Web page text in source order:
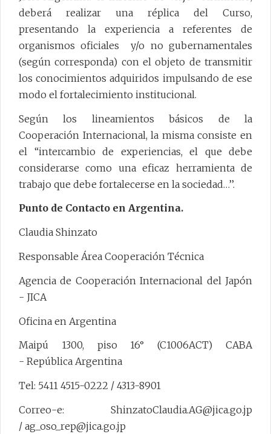
deberá realizar una réplica del Curso,
presentando la experiencia a referentes de
organismos oficiales y/o no gubernamentales
(según corresponda) con el objeto de transmitir
los conocimientos adquiridos impulsando de ese
modo el fortalecimiento institucional.
Según los lineamientos básicos de la
Cooperación Internacional, la misma consiste en
el “intercambio de experiencias, el que debe
considerarse como una eficaz herramienta de
trabajo que debe fortalecerse en la sociedad…’’.
Punto de Contacto en Argentina.
Claudia Shinzato
Responsable Área Cooperación Técnica
Agencia de Cooperación Internacional del Japón
- JICA
Oficina en Argentina
Maipú 1300, piso 16° (C1006ACT) CABA
- República Argentina
Tel: 5411 4515-0222 / 4313-8901
Correo-e: ShinzatoClaudia.AG@jica.go.jp
/ ag_oso_rep@jica.go.jp